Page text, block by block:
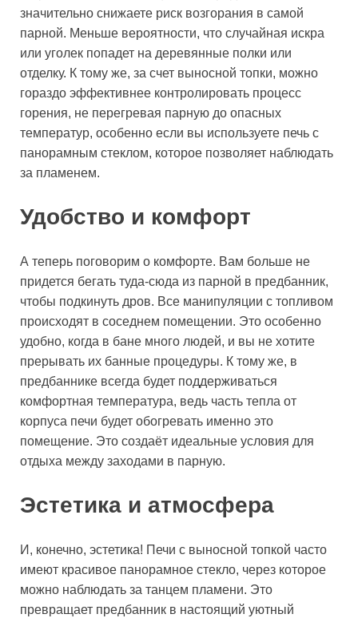
значительно снижаете риск возгорания в самой
парной. Меньше вероятности, что случайная искра
или уголек попадет на деревянные полки или
отделку. К тому же, за счет выносной топки, можно
гораздо эффективнее контролировать процесс
горения, не перегревая парную до опасных
температур, особенно если вы используете печь с
панорамным стеклом, которое позволяет наблюдать
за пламенем.
Удобство и комфорт
А теперь поговорим о комфорте. Вам больше не
придется бегать туда-сюда из парной в предбанник,
чтобы подкинуть дров. Все манипуляции с топливом
происходят в соседнем помещении. Это особенно
удобно, когда в бане много людей, и вы не хотите
прерывать их банные процедуры. К тому же, в
предбаннике всегда будет поддерживаться
комфортная температура, ведь часть тепла от
корпуса печи будет обогревать именно это
помещение. Это создаёт идеальные условия для
отдыха между заходами в парную.
Эстетика и атмосфера
И, конечно, эстетика! Печи с выносной топкой часто
имеют красивое панорамное стекло, через которое
можно наблюдать за танцем пламени. Это
превращает предбанник в настоящий уютный